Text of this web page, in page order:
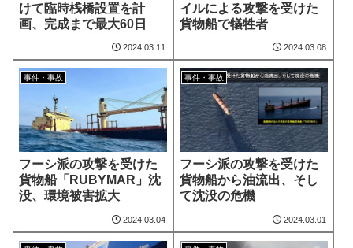
けて臨時桟橋設置を計
画、完成まで最大60日
2024.03.11
イルによる攻撃を受けた
貨物船で犠牲者
2024.03.08
事件・事故
フーシ派の攻撃を受けた
貨物船「RUBYMAR」沈
没、環境被害拡大
2024.03.04
事件・事故
フーシ派の攻撃を受けた
貨物船から油流出、そし
て沈没の危機
2024.03.01